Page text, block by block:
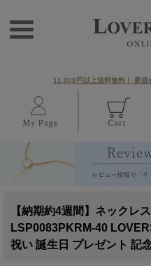
11,000円以上送料無料！ 新規
【納期約4週間】ネックレ
LSP0083PKRM-40
祝い 誕生日 プレゼント 記